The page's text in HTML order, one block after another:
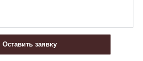
Оставить заявку